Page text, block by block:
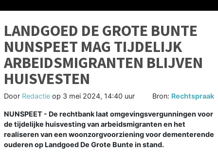
LANDGOED DE GROTE BUNTE
NUNSPEET MAG TIJDELIJK
ARBEIDSMIGRANTEN BLIJVEN
HUISVESTEN
Door Redactie op 3 mei 2024, 14:40 uur Bron: Rechtspraak
NUNSPEET - De rechtbank laat omgevingsvergunningen voor
de tijdelijke huisvesting van arbeidsmigranten en het
realiseren van een woonzorgvoorziening voor dementerende
ouderen op Landgoed De Grote Bunte in stand.